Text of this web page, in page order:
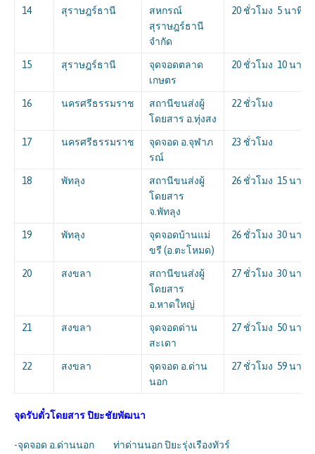
14 สุราษฎร์ธานี
สหกรณ์
สุราษฎร์ธานี
จำกัด
20 ชั่วโมง 5 นาที
15 สุราษฎร์ธานี
จุดจอดตลาด
เกษตร
20 ชั่วโมง 10 นาที
16 นครศรีธรรมราช
สถานีขนส่งผู้
โดยสาร อ.ทุ่งสง
22 ชั่วโมง
17 นครศรีธรรมราช
จุดจอด อ.จุฬาภ
รณ์
23 ชั่วโมง
18 พัทลุง
สถานีขนส่งผู้
โดยสาร
จ.พัทลุง
26 ชั่วโมง 15 นาที
19 พัทลุง
จุดจอดบ้านแม่
ขรี (อ.ตะโหมด)
26 ชั่วโมง 30 นาที
20 สงขลา
สถานีขนส่งผู้
โดยสาร
อ.หาดใหญ่
27 ชั่วโมง 30 นาที
21 สงขลา
จุดจอดด่าน
สะเดา
27 ชั่วโมง 50 นาที
22 สงขลา
จุดจอด อ.ด่าน
นอก
27 ชั่วโมง 59 นาที
จุดรับตั๋วโดยสารปิยะชัยพัฒนา
-จุดจอด อ.ด่านนอก ท่าด่านนอก ปิยะรุ่งเรืองทัวร์